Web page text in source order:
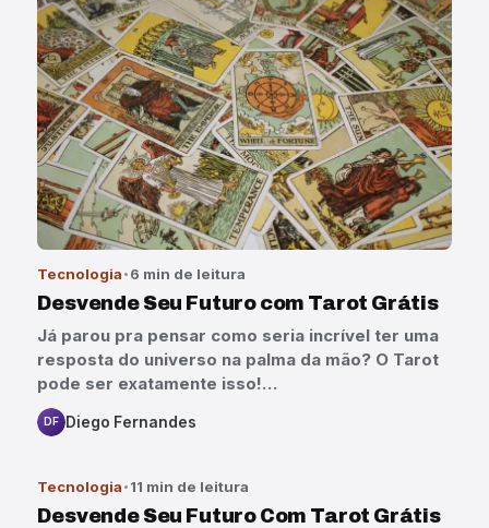
Tecnologia 6 min de leitura
Desvende Seu Futuro com Tarot Grátis
Já parou pra pensar como seria incrível ter uma
resposta do universo na palma da mão? O Tarot
pode ser exatamente isso!…
DF Diego Fernandes
Tecnologia 11 min de leitura
Desvende Seu Futuro Com Tarot Grátis